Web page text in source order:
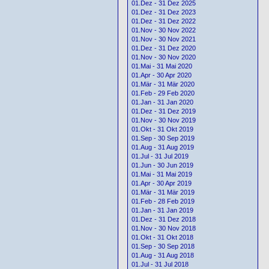
01.Dez - 31 Dez 2025
01.Dez - 31 Dez 2023
01.Dez - 31 Dez 2022
01.Nov - 30 Nov 2022
01.Nov - 30 Nov 2021
01.Dez - 31 Dez 2020
01.Nov - 30 Nov 2020
01.Mai - 31 Mai 2020
01.Apr - 30 Apr 2020
01.Mär - 31 Mär 2020
01.Feb - 29 Feb 2020
01.Jan - 31 Jan 2020
01.Dez - 31 Dez 2019
01.Nov - 30 Nov 2019
01.Okt - 31 Okt 2019
01.Sep - 30 Sep 2019
01.Aug - 31 Aug 2019
01.Jul - 31 Jul 2019
01.Jun - 30 Jun 2019
01.Mai - 31 Mai 2019
01.Apr - 30 Apr 2019
01.Mär - 31 Mär 2019
01.Feb - 28 Feb 2019
01.Jan - 31 Jan 2019
01.Dez - 31 Dez 2018
01.Nov - 30 Nov 2018
01.Okt - 31 Okt 2018
01.Sep - 30 Sep 2018
01.Aug - 31 Aug 2018
01.Jul - 31 Jul 2018